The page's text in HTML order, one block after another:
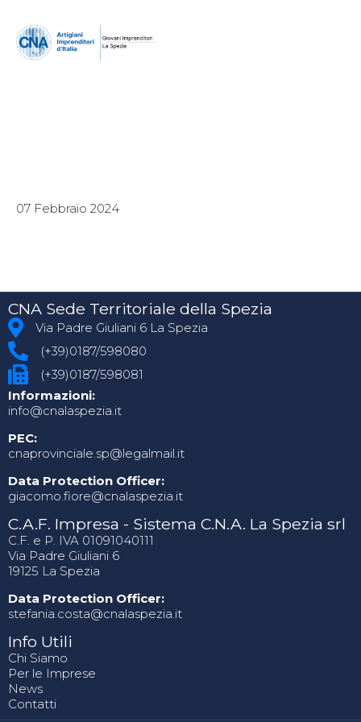
07 Febbraio 2024
CNA Sede Territoriale della Spezia
Via Padre Giuliani 6 La Spezia
(+39)0187/598080
(+39)0187/598081
Informazioni:
info@cnalaspezia.it
PEC:
cnaprovinciale.sp@legalmail.it
Data Protection Officer:
giacomo.fiore@cnalaspezia.it
C.A.F. Impresa - Sistema C.N.A. La Spezia srl
C.F. e P. IVA 01091040111
Via Padre Giuliani 6
19125 La Spezia
Data Protection Officer:
stefania.costa@cnalaspezia.it
Info Utili
Chi Siamo
Per le Imprese
News
Contatti